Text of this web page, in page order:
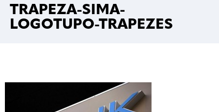
TRAPEZA-SIMA-
LOGOTUPO-TRAPEZES